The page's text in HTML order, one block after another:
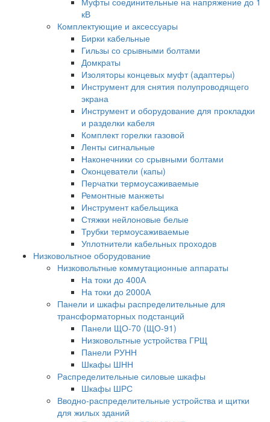
кВ
Комплектующие и аксессуары
Бирки кабельные
Гильзы со срывными болтами
Домкраты
Изоляторы концевых муфт (адаптеры)
Инструмент для снятия полупроводящего
экрана
Инструмент и оборудование для прокладки
и разделки кабеля
Комплект горелки газовой
Ленты сигнальные
Наконечники со срывными болтами
Оконцеватели (капы)
Перчатки термоусаживаемые
Ремонтные манжеты
Инструмент кабельщика
Стяжки нейлоновые белые
Трубки термоусаживаемые
Уплотнители кабельных проходов
Низковольтное оборудование
Низковольтные коммутационные аппараты
На токи до 400А
На токи до 2000А
Панели и шкафы распределительные для
трансформаторных подстанций
Панели ЩО-70 (ЩО-91)
Низковольтные устройства ГРЩ
Панели РУНН
Шкафы ШНН
Распределительные силовые шкафы
Шкафы ШРС
Вводно-распределительные устройства и щитки
для жилых зданий